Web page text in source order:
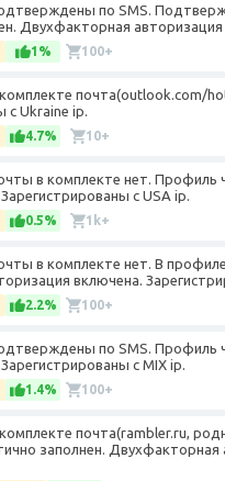
по SMS.
Двухфакторная авторизация
1% 100+
почта(outlook.com/
с Ukraine ip.
4.7% 10+
в комплекте нет. Профиль
с USA ip.
0.5% 1k+
в комплекте нет. В
включена.
2.2% 100+
по SMS. Профиль
с MIX ip.
1.4% 100+
почта(rambler.ru,
заполнен.